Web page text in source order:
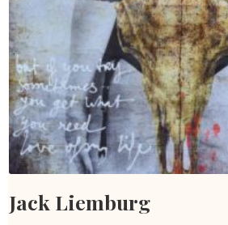
Jack Liemburg